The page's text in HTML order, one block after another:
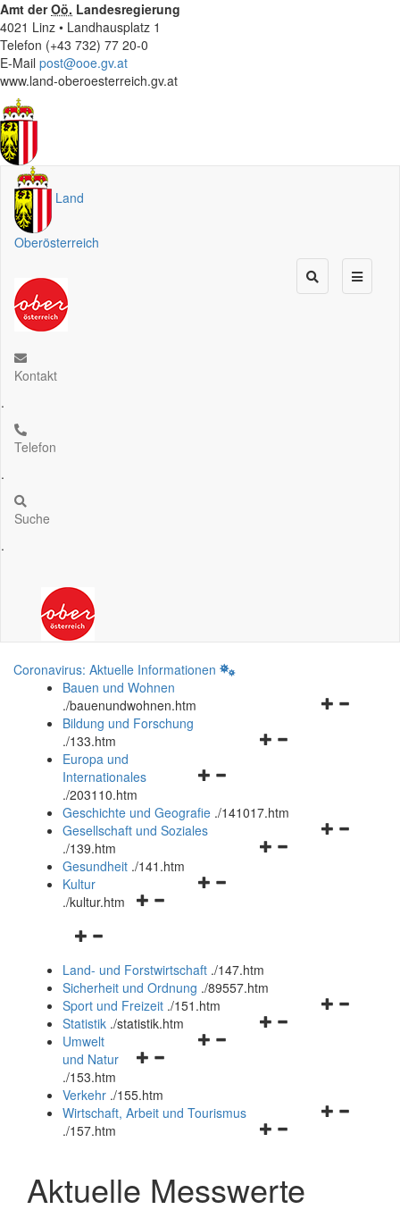
Amt derOö. Landesregierung
4021 Linz • Landhausplatz 1
Telefon (+43 732) 77 20-0
E-Mail post@ooe.gv.at
www.land-oberoesterreich.gv.at
Land
Oberösterreich
Kontakt
.
Telefon
.
Suche
.
Coronavirus: Aktuelle Informationen
Bauen und Wohnen
./bauenundwohnen.htm
Navigationsmenü
Bildung und Forschung
./133.htm
Navigationsmenü
und
schließen
Europa und
Internationales
./203110.htm
Geschichte und Geografie ./141017.htm
Navigationsmenü
Gesellschaft und Soziales
./139.htm
Navigationsmenü
Gesundheit ./141.htm
Navigationsmenü
Kultur
./kultur.htm
Navigationsmenü
und
schließen
Land- und Forstwirtschaft ./147.htm
Sicherheit und Ordnung ./89557.htm
Navigationsmenü
Sport und Freizeit ./151.htm
Navigationsmenü
Statistik ./statistik.htm
Navigationsmenü
und
schließen
Umwelt
und Natur
./153.htm
Verkehr ./155.htm
Navigationsmenü
schließen
Wirtschaft, Arbeit und Tourismus
./157.htm
Aktuelle Messwerte